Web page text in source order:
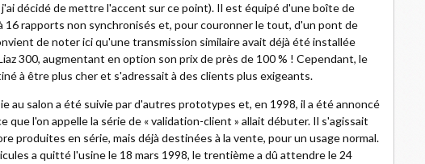
décidé de mettre l'accent sur ce point). Il est équipé d'une boîte de
16 rapports non synchronisés et, pour couronner le tout, d'un pont de
de noter ici qu'une transmission similaire avait déjà été installée
300, augmentant en option son prix de près de 100 % ! Cependant, le
à être plus cher et s'adressait à des clients plus exigeants.
au salon a été suivie par d'autres prototypes et, en 1998, il a été annoncé
que l'on appelle la série de « validation-client » allait débuter. Il s'agissait
produites en série, mais déjà destinées à la vente, pour un usage normal.
a quitté l'usine le 18 mars 1998, le trentième a dû attendre le 24